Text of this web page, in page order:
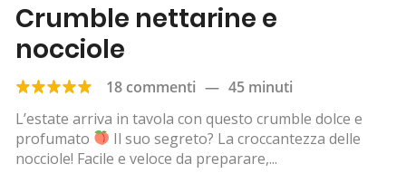
Crumble nettarine e
nocciole
18 commenti — 45 minuti
L’estate arriva in tavola con questo crumble dolce e
profumato
Il suo segreto? La croccantezza delle
nocciole! Facile e veloce da preparare,...